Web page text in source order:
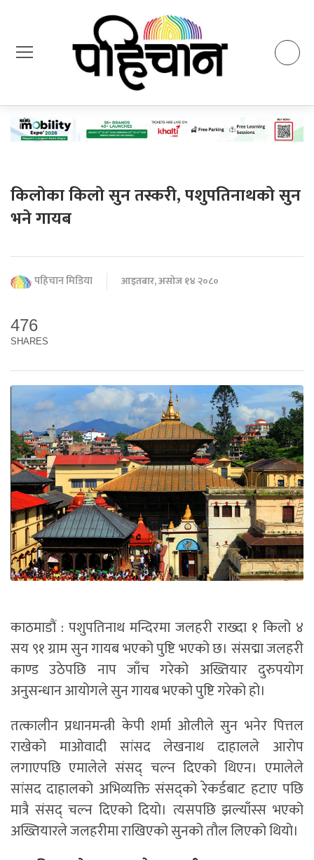
किलोका किलो सुन तस्करी, पशुपतिनाथको सुन
भने गायब
पहिचान मिडिया आइतबार, असोज १४ २०८०
476
SHARES
काठमाडौं : पशुपतिनाथ मन्दिरमा जलहरी राख्दा १ किलो ४
सय ९१ ग्राम सुन गायब भएको पुष्टि भएको छ। संसद्मा जलहरी
काण्ड उठेपछि नाप जाँच गरेको अख्तियार दुरुपयोग
अनुसन्धान आयोगले सुन गायब भएको पुष्टि गरेको हो।
तत्कालीन प्रधानमन्त्री केपी शर्मा ओलीले सुन भनेर पित्तल
राखेको माओवादी सांसद लेखनाथ दाहालले आरोप
लगाएपछि एमालेले संसद् चल्न दिएको थिएन। एमालेले
सांसद दाहालको अभिव्यक्ति संसद्को रेकर्डबाट हटाए पछि
मात्रै संसद् चल्न दिएको दियो। त्यसपछि झल्याँस्स भएको
अख्तियारले जलहरीमा राखिएको सुनको तौल लिएको थियो।